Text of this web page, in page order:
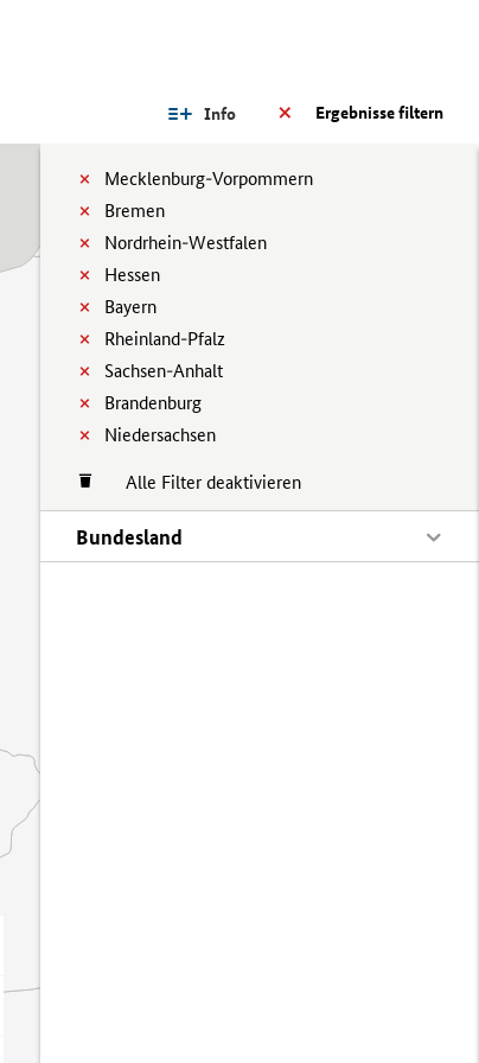
Ergebnisse filtern
Info
Mecklenburg-Vorpommern
Bremen
Nordrhein-Westfalen
Hessen
Bayern
Rheinland-Pfalz
Sachsen-Anhalt
Brandenburg
Niedersachsen
Alle Filter deaktivieren
Bundesland